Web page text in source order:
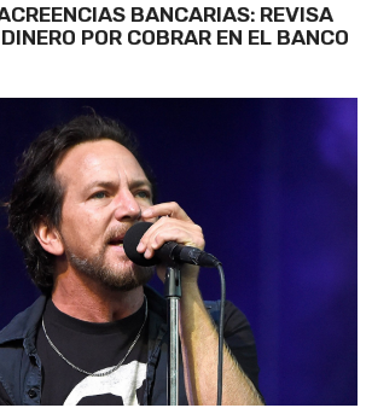
BANCARIAS: REVISA
POR COBRAR EN EL BANCO